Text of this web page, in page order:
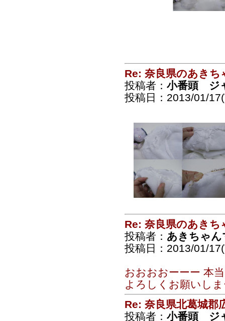
Re: 奈良県のあきち
投稿者： 小番頭 ジ
投稿日：2013/01/
Re: 奈良県のあきち
投稿者： あきちゃん
投稿日：2013/01/
おおおおーーー 本
よろしくお願いし
Re: 奈良県北葛城郡
投稿者： 小番頭 ジ